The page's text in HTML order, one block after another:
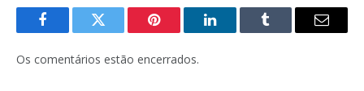
FacebookTwitter Pinterest LinkedInTumblr
E-
Os comentários estão encerrados.